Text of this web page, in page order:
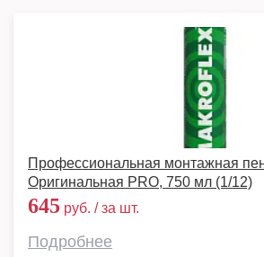
Профессиональная монтажная
Оригинальная PRO, 750 мл (1/12)
645 руб. / за шт.
Подробнее